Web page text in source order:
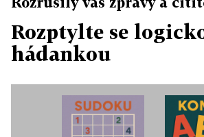
Rozptylte se
hádankou